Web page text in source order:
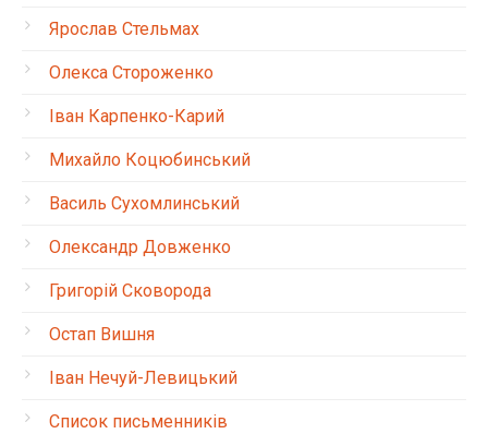
Ярослав Стельмах
Олекса Стороженко
Іван Карпенко-Карий
Михайло Коцюбинський
Василь Сухомлинський
Олександр Довженко
Григорій Сковорода
Остап Вишня
Іван Нечуй-Левицький
Список письменників